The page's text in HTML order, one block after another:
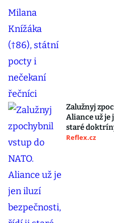
Zalužnyj
Aliance už
staré
Reflex.cz